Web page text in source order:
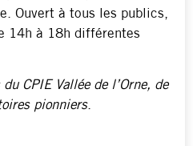
Ouvert à tous les publics,
14h à 18h différentes
CPIE Vallée de l’Orne, de
pionniers.